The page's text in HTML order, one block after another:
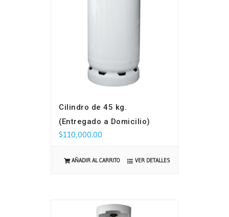
Cilindro de 45 kg.
(Entregado a Domicilio)
$110,000.00
AÑADIR AL CARRITO VER DETALLES